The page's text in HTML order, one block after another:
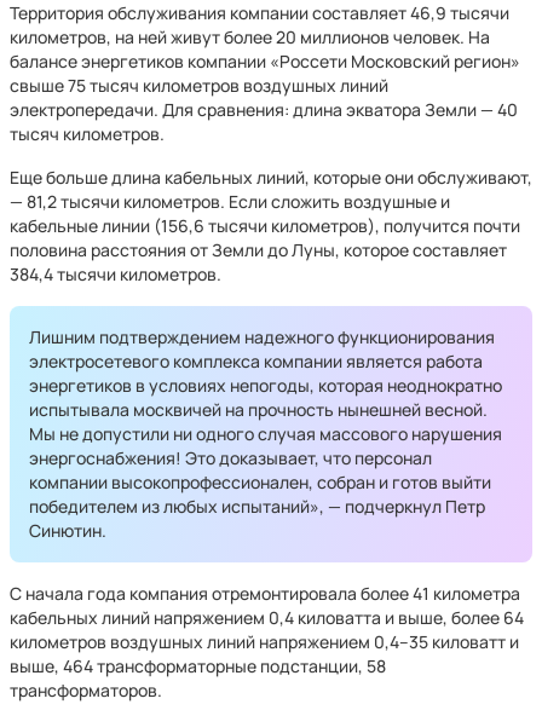
Территория обслуживания компании составляет 46,9 тысячи
километров, на ней живут более 20 миллионов человек. На
балансе энергетиков компании «Россети Московский регион»
свыше 75 тысяч километров воздушных линий
электропередачи. Для сравнения: длина экватора Земли — 40
тысяч километров.
Еще больше длина кабельных линий, которые они обслуживают,
— 81,2 тысячи километров. Если сложить воздушные и
кабельные линии (156,6 тысячи километров), получится почти
половина расстояния от Земли до Луны, которое составляет
384,4 тысячи километров.
Лишним подтверждением надежного функционирования
электросетевого комплекса компании является работа
энергетиков в условиях непогоды, которая неоднократно
испытывала москвичей на прочность нынешней весной.
Мы не допустили ни одного случая массового нарушения
энергоснабжения! Это доказывает, что персонал
компании высокопрофессионален, собран и готов выйти
победителем из любых испытаний», — подчеркнул Петр
Синютин.
С начала года компания отремонтировала более 41 километра
кабельных линий напряжением 0,4 киловатта и выше, более 64
километров воздушных линий напряжением 0,4–35 киловатт и
выше, 464 трансформаторные подстанции, 58
трансформаторов.